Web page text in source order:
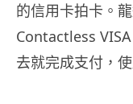
的信用卡拍卡。
Contactless
去就完成支付，